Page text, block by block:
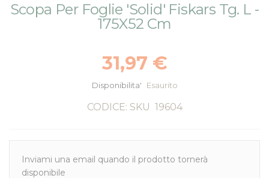
alla
all'inizio
Scopa Per Foglie 'Solid' Fiskars Tg. L -
175X52 Cm
31,97 €
Disponibilita' Esaurito
CODICE: SKU 19604
Inviami una email quando il prodotto tornerà
disponibile